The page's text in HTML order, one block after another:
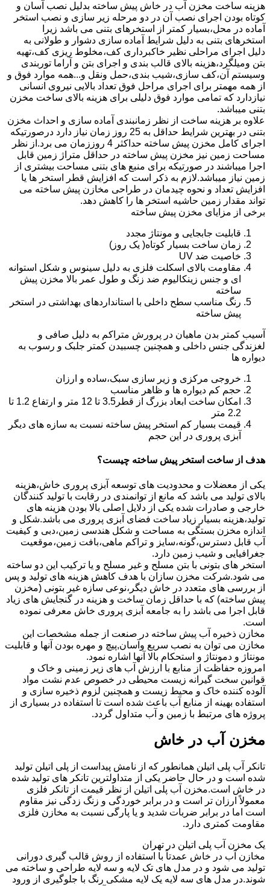
هزینه ساخت مخزن آب در خاش پیش ساخته بدلیل نصب آسان و
کوتاه بودن اجرای نصب آن در دو مرحله زیر سازی و نصب استخر
آماده در محل،بسیار کمتر از استخرهای بتنی می باشد زیرا
استخرهای بتنی به دلیل شرایط آماده سازی دشوار و طولانی به
دلیل اجرای مراحلی نظیر خاکبرداری کف،مخلوط ریزی کف،تهیه
بتن ومیلگرد،هزینه بالای قالب بندی و اجرای بتن و آراما توربندی
وسیستم آن،کف سازی،شیب بندی،حمل ونقل و...همه موارد فوق و
از همه مهمتر برای اجرای مراحل فوق تعداد بالایی نیروی انسانی
نیازدارد که تمامی موارد فوق دلیلی برای هزینه بالای ساخت مخزن
بتنی میباشد.
علاوه بر هزینه ساخت از نظر زمانبندی آماده سازی و احداث مخزن
بتنی در بهترین شرایط حداقل به 25 روز زمان نیاز دارد درصورتیکه
اجرای کامل مخزن پیش ساخته حداکثر 4 روززمان می برد.از نظر
مساحت زمین نیز مخزن پیش ساخته در حداقل متراژ زمین قابل
اجرا میباشند در صورتیکه برای منبع های بتنی مساحت بیشتری از
زمین نیاز میباشد.لازم به ذکر است که افزایش قطر استخر ها یا
افزایش تعداد و نحوه چیدمان در طراحی مخازن پیش ساخته می
تواند مقدار زمین حاشیه استخر ها را کاهش دهد.
برخی از مزایای مخزن پیش ساخته
قابلیت جابجایی و مونتاژ مجدد
زمان ساخت بسیار کوتاه( یک روز)
خاصیت ضد UV
مقاومت بالای اسکلت فلزی به دلیل سینوس و شکل استوانه
ای و جنس زینکالیوم ضد زنگ و طول عمر بالا مخزن پیش
ساخته
رنگ مناسب سطح داخلی با استانداردهای بهداشتی در استخر
پیش ساخته
آسیب کمتر بدن ماهیان در پرورش متراکم به دلیل صافی و
لغزندگی جنس داخلی و همچنین چسبیدن کمتر جلبک و رسوب به
دیواره ها
خروجی مرکزی و زیر سازی سبک،ساده و ارزان
حجم کم دیواره ها و ظاهر مناسب
امکان ساخت ابعاد بزرگ از قطر3.5 تا 12 متر و ارتفاع 1.2 تا
2.2 متر
قیمت بسیار کم استخر پیش ساخته نسبت به سازه های دیگر
آبزی پروری در این حجم
هدف از ساخت استخر پیش ساخته چیست؟
یکی از معضلات و محدودیت های توسعه آبزی پروری خاش،هزینه
بالای تولید می باشد که مانع از توانمندی در رقابت با تولید کنندگان
خارجی و صادرات شده یکی از دلایل اصلی بالا بودن هزینه های
تولید،هزینه بسیار زیاد ساخت فضای آبزی پروری می باشد.شکل و
اندازه مخزن بستگی به مساحت و شکل هندسی زمین،دبی و کیفیت
آب قابل دسترس،گونه،سایز و تراکم ماهی،بافت زمین،موقعیت
جغرافیایی و شیب زمین دارد.
استخر های بتونی با بتن مسلح و غیر مسلح و یا ترکیب این دو ساخته
می شود.شرکت مخزن سازان با هدف کاهش هزینه های تولید و پس
از بررسی های متعدد در خاش دیگر،نوعی سازه غیر بتونی (مخزن
پیش ساخته) که با حداقل زمان ساخت و هزینه در گنجایش های زیاد
قابل اجرا می باشد را به جامعه آبزی پروری خاش معرفی نموده
است.
مخازن ذخیره آب پیش ساخته در صنعت از جمله مشخصات این
مخازن می توان به نصب سریع وآسان,پیچ و مهره بودن آنها و قابلیت
مونتاژ و دمونتاژ و استحکام بالا آنها اشاره نمود.
امروزه حفاظت از منابع با ارزش آب های زیر زمینی و خاک و
قوانین سخت گیرانه زیست محیطی در خصوص عدم نشت مواد
آلوده کننده خاک و محیط زیست و همچنین لزوم ذخیره سازی و
استفاده بهینه از منابع آب باعث شده است تا استفاده در بسیاری از
پروژه های مرتبط با زمین و آب متداول گردد.
مخزن آب در خاش
تانکر آب پلی اتیلن همانطور که از نامش پیداست از پلی اتیلن تولید
شده است و در حال حاضر یکی از متداولترین تانکر های تولید شده
در خاش است.مخزن آب پلی اتیلن از نظر قیمت از تانکر فلزی
معمولاً ارزان تر است و در برابر خوردگی و زنگ زدگی نیز مقاوم
است اما در برابر ضربات شدید و یا پارگی نسبت به مخازن فلزی
مقاومت کمتری دارد.
یک مخزن آب پلی اتیلن در تهران
مخازن آب در خاش عمدتاً با استفاده از روش قالب گیری دورانی
تولید می شود و در مدل های تک لایه و سه لایه طراحی و ساخته می
شوند.در مدل های سه لایه یک لایه مشکی رنگ با جلوگیری از ورود